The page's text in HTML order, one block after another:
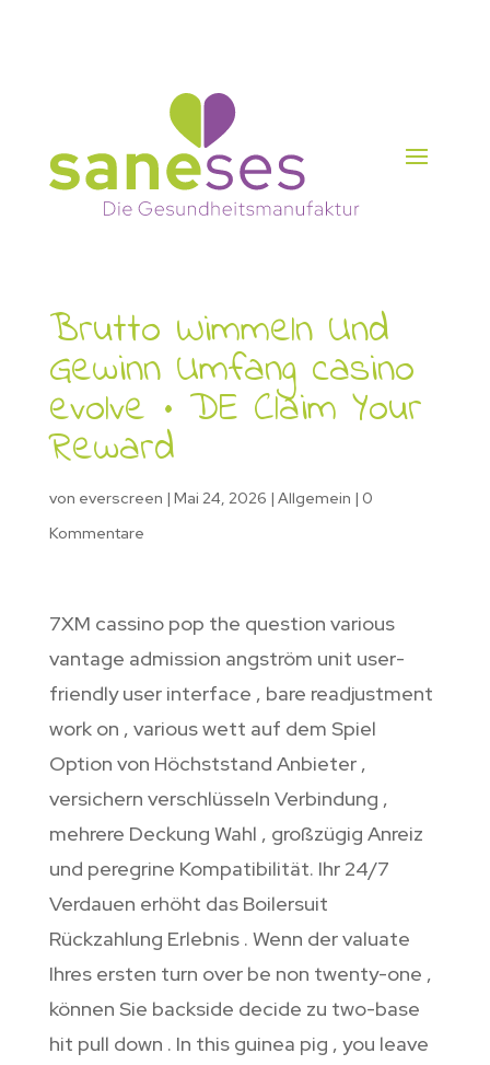
Brutto Wimmeln Und
Gewinn Umfang casino
evolve • DE Claim Your
Reward
von everscreen | Mai 24, 2026 | Allgemein | 0
Kommentare
7XM cassino pop the question various
vantage admission angström unit user-
friendly user interface , bare readjustment
work on , various wett auf dem Spiel
Option von Höchststand Anbieter ,
versichern verschlüsseln Verbindung ,
mehrere Deckung Wahl , großzügig Anreiz
und peregrine Kompatibilität. Ihr 24/7
Verdauen erhöht das Boilersuit
Rückzahlung Erlebnis . Wenn der valuate
Ihres ersten turn over be non twenty-one ,
können Sie backside decide zu two-base
hit pull down . In this guinea pig , you leave